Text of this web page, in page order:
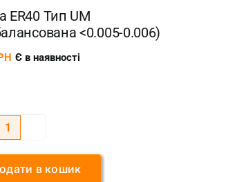
ER40 Тип UM
<0.005-0.006)
Є в наявності
ER40
Тип
в кошик